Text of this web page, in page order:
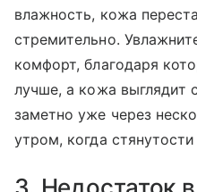
влажность, кожа
стремительно.
комфорт, благодаря
лучше, а кожа выглядит
заметно уже через
утром, когда